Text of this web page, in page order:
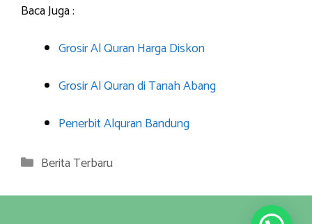
Baca Juga :
Grosir Al Quran Harga Diskon
Grosir Al Quran di Tanah Abang
Penerbit Alquran Bandung
Categories
Berita Terbaru